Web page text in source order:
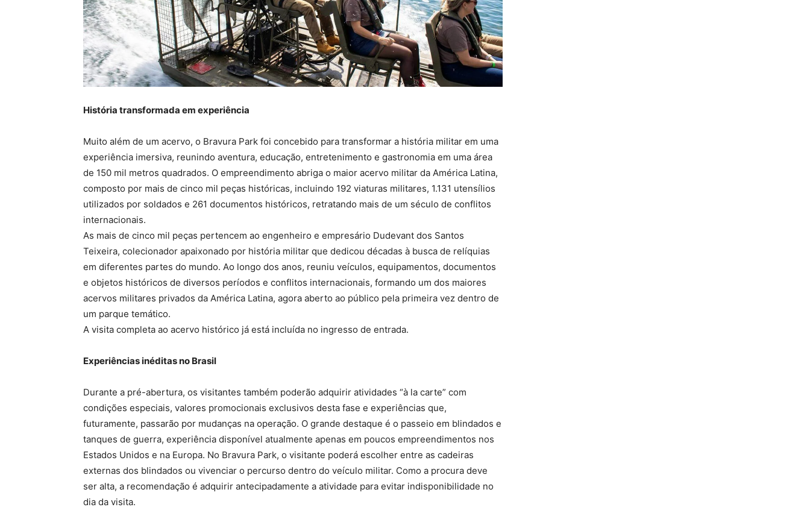
História transformada em experiência
Muito além de um acervo, o Bravura Park foi concebido para transformar a história militar em uma
experiência imersiva, reunindo aventura, educação, entretenimento e gastronomia em uma área
de 150 mil metros quadrados. O empreendimento abriga o maior acervo militar da América Latina,
composto por mais de cinco mil peças históricas, incluindo 192 viaturas militares, 1.131 utensílios
utilizados por soldados e 261 documentos históricos, retratando mais de um século de conflitos
internacionais.
As mais de cinco mil peças pertencem ao engenheiro e empresário Dudevant dos Santos
Teixeira, colecionador apaixonado por história militar que dedicou décadas à busca de relíquias
em diferentes partes do mundo. Ao longo dos anos, reuniu veículos, equipamentos, documentos
e objetos históricos de diversos períodos e conflitos internacionais, formando um dos maiores
acervos militares privados da América Latina, agora aberto ao público pela primeira vez dentro de
um parque temático.
A visita completa ao acervo histórico já está incluída no ingresso de entrada.
Experiências inéditas no Brasil
Durante a pré-abertura, os visitantes também poderão adquirir atividades “à la carte” com
condições especiais, valores promocionais exclusivos desta fase e experiências que,
futuramente, passarão por mudanças na operação. O grande destaque é o passeio em blindados e
tanques de guerra, experiência disponível atualmente apenas em poucos empreendimentos nos
Estados Unidos e na Europa. No Bravura Park, o visitante poderá escolher entre as cadeiras
externas dos blindados ou vivenciar o percurso dentro do veículo militar. Como a procura deve
ser alta, a recomendação é adquirir antecipadamente a atividade para evitar indisponibilidade no
dia da visita.